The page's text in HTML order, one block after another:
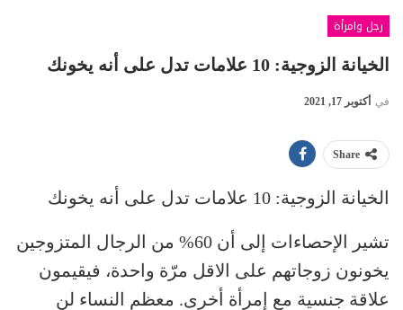
رجل وامرأة
الخيانة الزوجية: 10 علامات تدل على أنه يخونك
في أكتوبر 17, 2021
Share
الخيانة الزوجية: 10 علامات تدل على أنه يخونك
تشير الإحصاءات إلى أن 60% من الرجال المتزوجين
يخونون زوجاتهم على الاقل مرّة واحدة، فيقيمون
علاقة جنسية مع إمرأة أخرى. معظم النساء لن